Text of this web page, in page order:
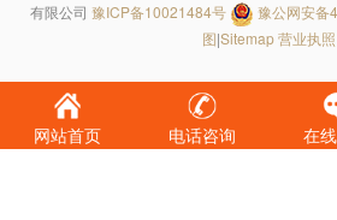
有限公司 豫ICP备10021484号 豫公网安备
图|Sitemap 营业执照
网站首页 电话咨询 在